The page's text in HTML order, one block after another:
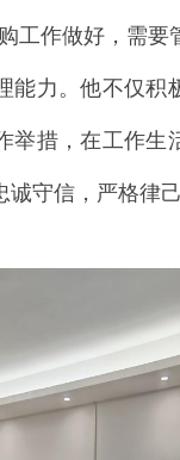
工作做好，需要
能力。他不仅积
举措，在工作生
守信，严格律己